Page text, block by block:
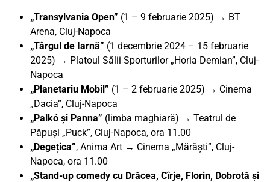
„Transylvania Open” (1 – 9 februarie 2025) → BT
Arena, Cluj-Napoca
„Târgul de Iarnă” (1 decembrie 2024 – 15 februarie
2025) → Platoul Sălii Sporturilor „Horia Demian”, Cluj-
Napoca
„Planetariu Mobil” (1 – 2 februarie 2025) → Cinema
„Dacia”, Cluj-Napoca
„Palkó și Panna” (limba maghiară) → Teatrul de
Păpuși „Puck”, Cluj-Napoca, ora 11.00
„Degețica”, Anima Art → Cinema „Mărăști”, Cluj-
Napoca, ora 11.00
„Stand-up comedy cu Drăcea, Cîrje, Florin, Dobrotă și